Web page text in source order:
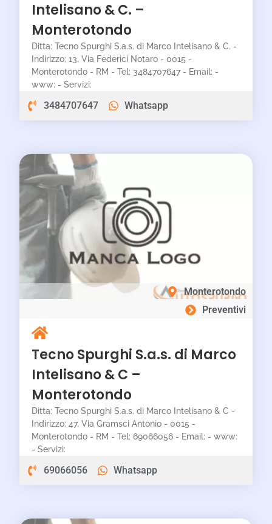
Intelisano & C. –
Monterotondo
Ditta: Tecno Spurghi S.a.s. di Marco Intelisano & C. -
Indirizzo: 13, Via Federici Notaro - 0015 -
Monterotondo - RM - Tel: 3484707647 - Email: -
www: - Servizi:
3484707647 Whatsapp
Monterotondo
Preventivi
Tecno Spurghi S.a.s. di Marco
Intelisano & C –
Monterotondo
Ditta: Tecno Spurghi S.a.s. di Marco Intelisano & C -
Indirizzo: 47, Via Gramsci Antonio - 0015 -
Monterotondo - RM - Tel: 69066056 - Email: - www:
- Servizi:
69066056 Whatsapp